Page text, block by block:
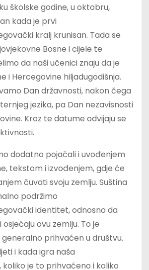
školske godine, u oktobru,
kada je prvi
kralj krunisan. Tada se
Bosne i cijele te
da naši učenici znaju da je
i Hercegovine hiljadugodišnja.
Dan državnosti, nakon čega
jezika, pa Dan nezavisnosti
Kroz te datume odvijaju se
dodatno pojačali i uvođenjem
tekstom i izvođenjem, gdje će
čuvati svoju zemlju. Suština
podržimo
identitet, odnosno da
ovu zemlju. To je
prihvaćen u društvu.
i kada igra naša
je to prihvaćeno i koliko